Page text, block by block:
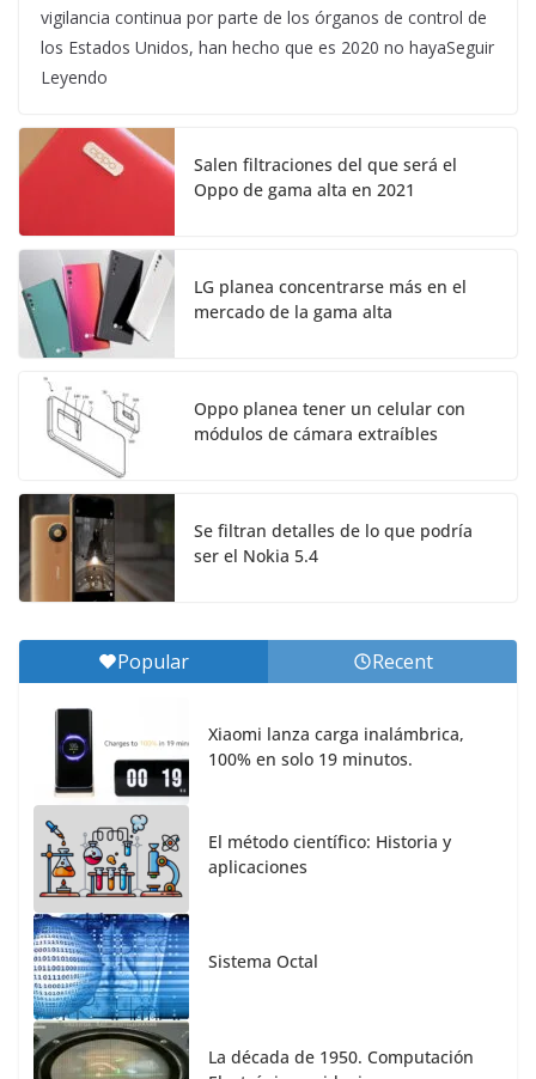
vigilancia continua por parte de los órganos de control de
los Estados Unidos, han hecho que es 2020 no hayaSeguir
Leyendo
Salen filtraciones del que será el
Oppo de gama alta en 2021
LG planea concentrarse más en el
mercado de la gama alta
Oppo planea tener un celular con
módulos de cámara extraíbles
Se filtran detalles de lo que podría
ser el Nokia 5.4
Popular Recent
Xiaomi lanza carga inalámbrica,
100% en solo 19 minutos.
El método científico: Historia y
aplicaciones
Sistema Octal
La década de 1950. Computación